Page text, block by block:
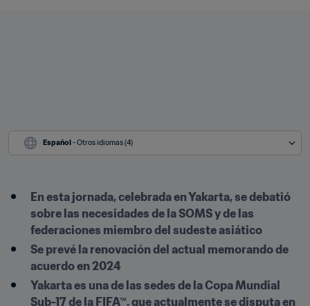
Español - Otros idiomas (4)
En esta jornada, celebrada en Yakarta, se debatió
sobre las necesidades de la SOMS y de las
federaciones miembro del sudeste asiático
Se prevé la renovación del actual memorando de
acuerdo en 2024
Yakarta es una de las sedes de la Copa Mundial
Sub-17 de la FIFA™, que actualmente se disputa en